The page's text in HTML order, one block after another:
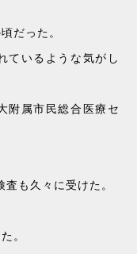
だった。
ているような気がし
附属市民総合医療セ
査も久々に受けた。
。